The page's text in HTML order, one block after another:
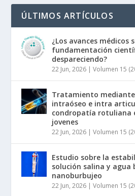
ÚLTIMOS ARTÍCULOS
¿Los avances médicos
fundamentación
despareciendo?
22 Jun, 2026 |Volumen 15
Tratamiento mediante
intraóseo e intra
condropatía rotuliana
jovenes
22 Jun, 2026 |Volumen 15
Estudio sobre la
solución salina y agua
nanoburbujeo
22 Jun, 2026 |Volumen 15